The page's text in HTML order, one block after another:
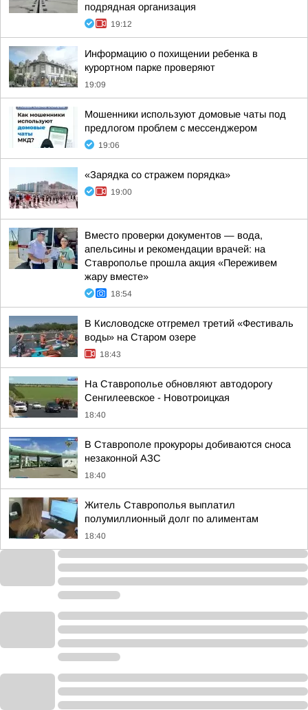
подрядная организация
19:12
Информацию о похищении ребенка в
курортном парке проверяют
19:09
Мошенники используют домовые чаты под
предлогом проблем с мессенджером
19:06
«Зарядка со стражем порядка»
19:00
Вместо проверки документов — вода,
апельсины и рекомендации врачей: на
Ставрополье прошла акция «Переживем
жару вместе»
18:54
В Кисловодске отгремел третий «Фестиваль
воды» на Старом озере
18:43
На Ставрополье обновляют автодорогу
Сенгилеевское - Новотроицкая
18:40
В Ставрополе прокуроры добиваются сноса
незаконной АЗС
18:40
Житель Ставрополья выплатил
полумиллионный долг по алиментам
18:40